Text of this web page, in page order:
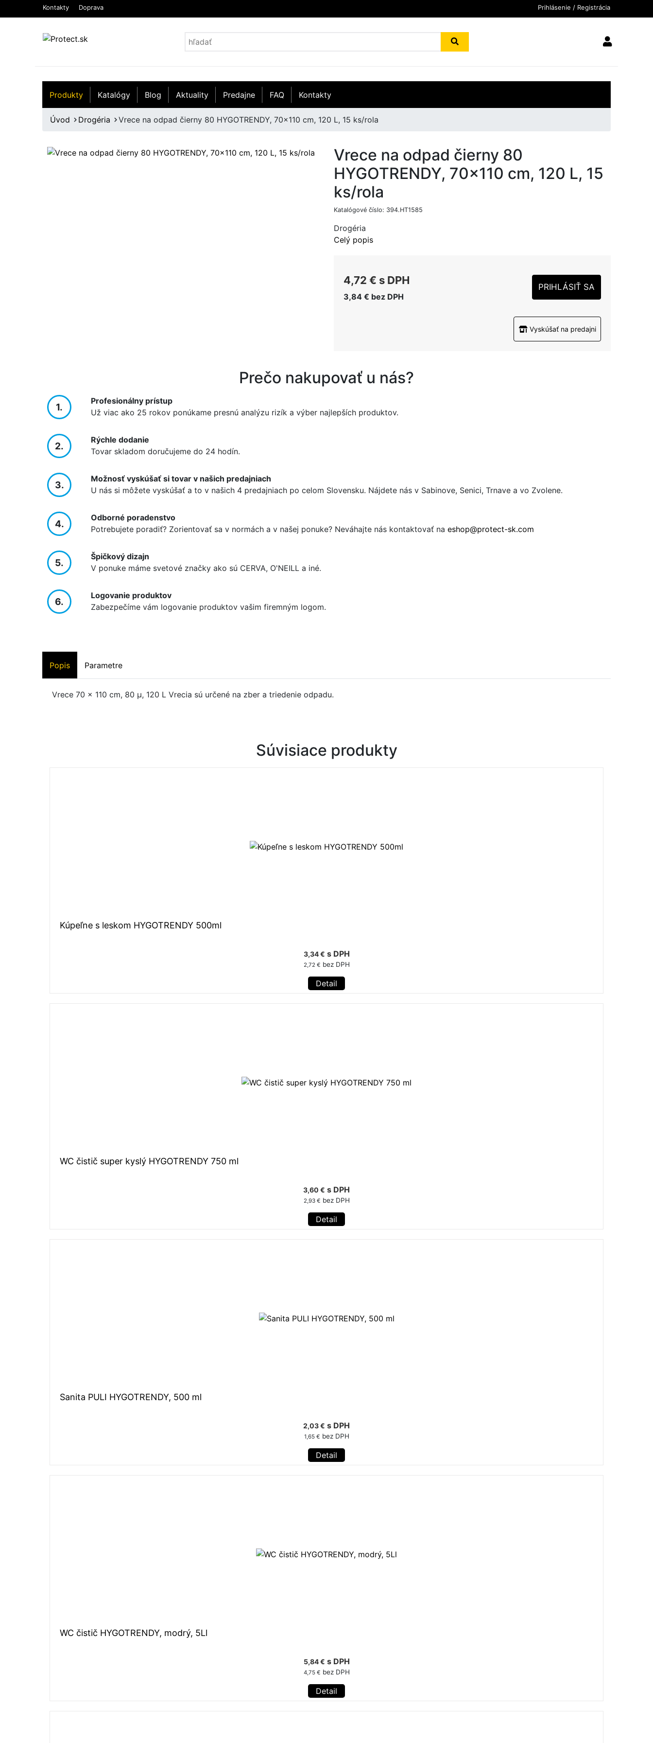
Kontakty Doprava Prihlásenie / Registrácia
Produkty Katalógy Blog Aktuality Predajne FAQ Kontakty
Úvod Drogéria Vrece na odpad čierny 80 HYGOTRENDY, 70x110 cm, 120 L, 15 ks/rola
Vrece na odpad čierny 80
HYGOTRENDY, 70x110 cm, 120 L, 15
ks/rola
Katalógové číslo: 394.HT1585
Drogéria
Celý popis
4,72 € s DPH
3,84 € bez DPH
PRIHLÁSIŤ SA
Vyskúšať na predajni
Prečo nakupovať u nás?
1.
Profesionálny prístup
Už viac ako 25 rokov ponúkame presnú analýzu rizík a výber najlepších produktov.
2.
Rýchle dodanie
Tovar skladom doručujeme do 24 hodín.
3.
Možnosť vyskúšať si tovar v našich predajniach
U nás si môžete vyskúšať a to v našich 4 predajniach po celom Slovensku. Nájdete nás v Sabinove, Senici, Trnave a vo Zvolene.
4.
Odborné poradenstvo
Potrebujete poradiť? Zorientovať sa v normách a v našej ponuke? Neváhajte nás kontaktovať na eshop@protect-sk.com
5.
Špičkový dizajn
V ponuke máme svetové značky ako sú CERVA, O'NEILL a iné.
6.
Logovanie produktov
Zabezpečíme vám logovanie produktov vašim firemným logom.
Popis Parametre
Vrece 70 x 110 cm, 80 µ, 120 L Vrecia sú určené na zber a triedenie odpadu.
Súvisiace produkty
Kúpeľne s leskom HYGOTRENDY 500ml
3,34 € s DPH
2,72 € bez DPH
Detail
WC čistič super kyslý HYGOTRENDY 750 ml
3,60 € s DPH
2,93 € bez DPH
Detail
Sanita PULI HYGOTRENDY, 500 ml
2,03 € s DPH
1,65 € bez DPH
Detail
WC čistič HYGOTRENDY, modrý, 5Ll
5,84 € s DPH
4,75 € bez DPH
Detail